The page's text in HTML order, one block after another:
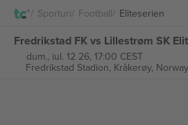
Sporturi Football Eliteserien
Fredrikstad FK vs Lillestrøm SK
dum., iul. 12 26, 17:00 CEST
Fredrikstad Stadion, Kråkerøy, Norway